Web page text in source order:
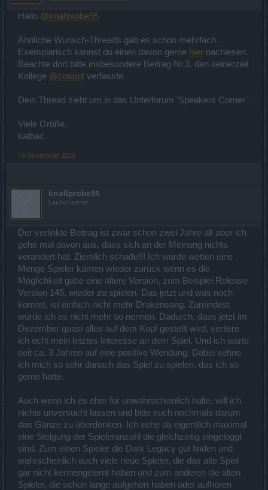
Hallo @knallprobe95
Ähnliche Wunsch-Threads gab es schon mehrfach.
Exemplarisch kannst du einen davon gerne hier nachlesen.
Beachte dort bitte insbesondere Beitrag Nr.3, den seinerzeit
Kollege @cosopt verfasste.
Dein Thread zieht um in das Unterforum 'Speakers Corner'.
Viele Grüße,
katbac
19 November 2020
knallprobe95
Laufenlerner
Der verlinkte Beitrag ist zwar schon zwei Jahre alt aber ich
gehe mal davon aus, dass sich an der Meinung nichts
verändert hat. Ziemlich schade!!! Ich würde wetten eine
Menge Spieler kämen wieder zurück wenn es die
Möglichkeit gäbe eine ältere Version, zum Beispiel Release
Version 145, wieder zu spielen. Das jetzt und was noch
kommt, ist einfach nicht mehr Drakensang. Zumindest
würde ich es nicht mehr so nennen. Dadurch, dass jetzt im
Dezember quasi alles auf dem Kopf gestellt wird, verliere
ich echt mein letztes Interesse an dem Spiel. Und ich warte
seit ca. 3 Jahren auf eine positive Wendung. Dabei sehne
ich mich so sehr danach das Spiel zu spielen, das ich so
gerne hatte.
Auch wenn ich es eher für unwahrscheinlich halte, will ich
nichts unversucht lassen und bitte euch nochmals darum
das Ganze zu überdenken. Ich sehe da eigentlich maximal
eine Steigung der Spieleranzahl die gleichzeitig eingeloggt
sind. Zum einen Spieler die Dark Legacy gut finden und
wahrscheinlich auch viele neue Spieler, die das alte Spiel
gar nicht kennengelernt haben und zum anderen die alten
Spieler, die schon lange aufgehört haben oder aufhören